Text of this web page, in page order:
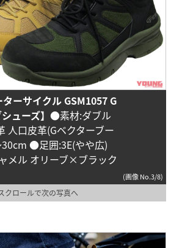
ターサイクル GSM1057 G
ューズ】 ●素材:ダブル
人口皮革(Gベクターブー
●足囲:3E(やや広)
メル オリーブ×ブラック
(画像 No.3/8)
クロールで次の写真へ